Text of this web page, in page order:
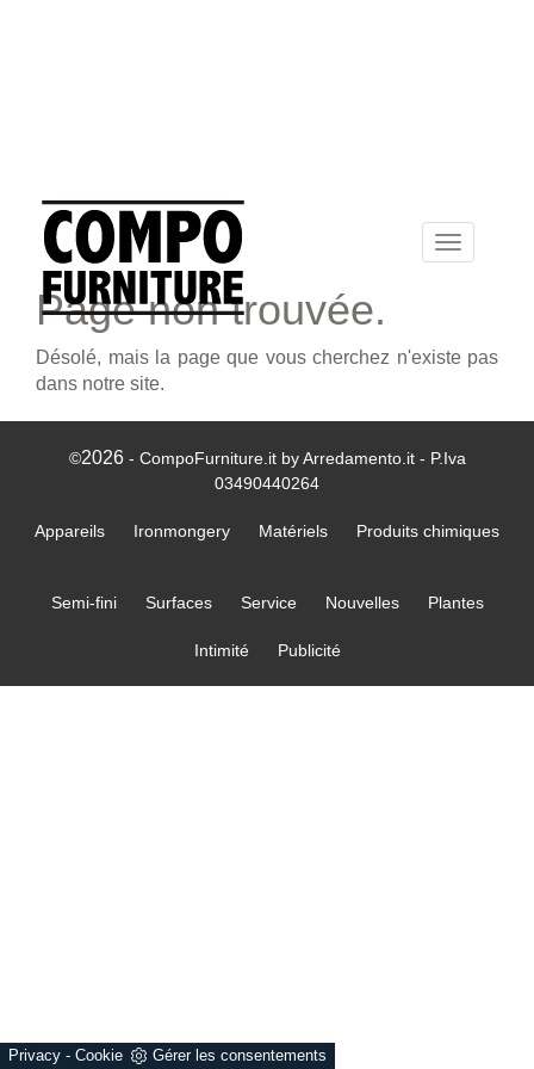
Privacy - Cookie Gérer les consentements
Toggle
navigation
Page non trouvée.
Désolé, mais la page que vous cherchez n'existe pas
dans notre site.
©2026- CompoFurniture.it by Arredamento.it - P.Iva
03490440264
Appareils Ironmongery Matériels Produits chimiques
Semi-fini Surfaces Service Nouvelles Plantes
Intimité Publicité